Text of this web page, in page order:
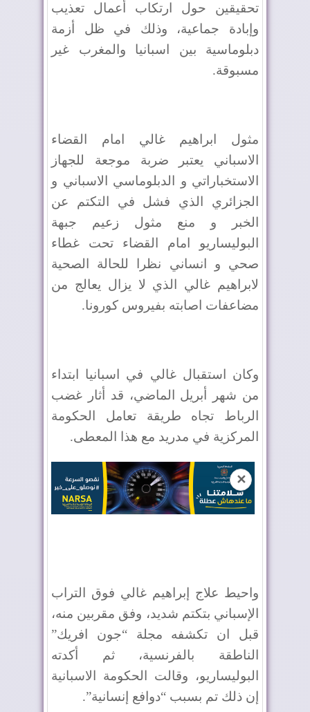
تحقيقين حول ارتكاب أعمال تعذيب
وإبادة جماعية، وذلك في ظل أزمة
دبلوماسية بين اسبانيا والمغرب غير
مسبوقة.
مثول ابراهيم غالي امام القضاء
الاسباني يعتبر ضربة موجعة للجهاز
الاستخباراتي و الدبلوماسي الاسباني و
الجزائري الذي فشل في التكتم عن
الخبر و منع مثول زعيم جبهة
البوليساريو امام القضاء تحت غطاء
صحي و انساني نظرا للحالة الصحية
لابراهيم غالي الذي لا يزال يعالج من
مضاعفات اصابته بفيروس كورونا.
وكان استقبال غالي في اسبانيا ابتداء
من شهر أبريل الماضي، قد أثار غضب
الرباط تجاه طريقة تعامل الحكومة
المركزية في مدريد مع هذا المعطى.
✕
واحيط علاج إبراهيم غالي فوق التراب
الإسباني بتكتم شديد، وفق مقربين منه،
قبل ان تكشفه مجلة “جون افريك”
الناطقة بالفرنسية، ثم أكدته
البوليساريو، وقالت الحكومة الاسبانية
إن ذلك تم بسبب “دوافع إنسانية”.